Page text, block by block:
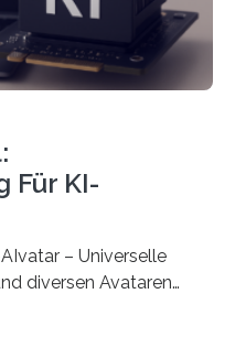
Für KI-
– Universelle
diversen Avataren
Euro. Dabei